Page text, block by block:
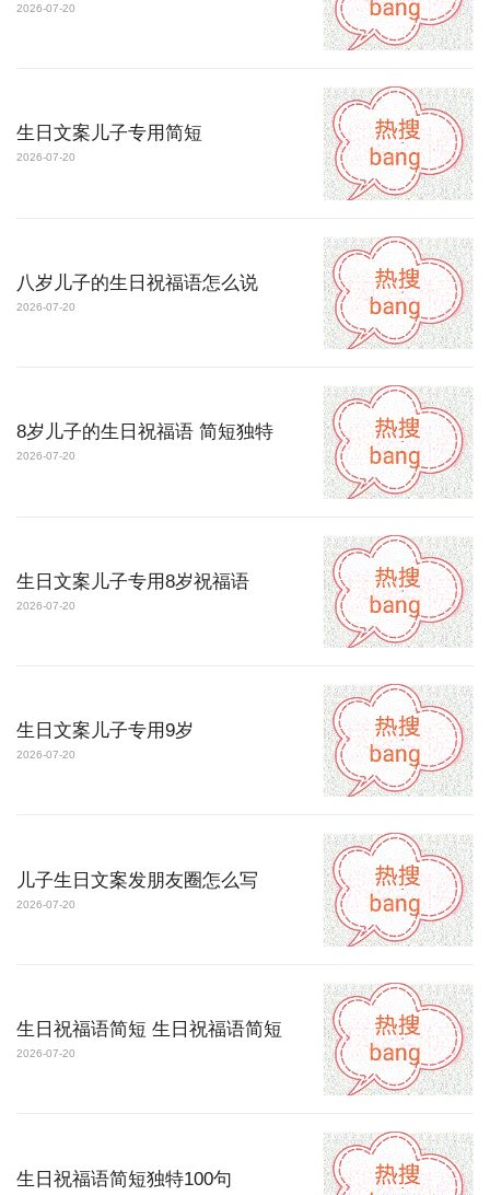
2026-07-20
生日文案儿子专用简短
2026-07-20
八岁儿子的生日祝福语怎么说
2026-07-20
8岁儿子的生日祝福语 简短独特
2026-07-20
生日文案儿子专用8岁祝福语
2026-07-20
生日文案儿子专用9岁
2026-07-20
儿子生日文案发朋友圈怎么写
2026-07-20
生日祝福语简短 生日祝福语简短
2026-07-20
生日祝福语简短独特100句